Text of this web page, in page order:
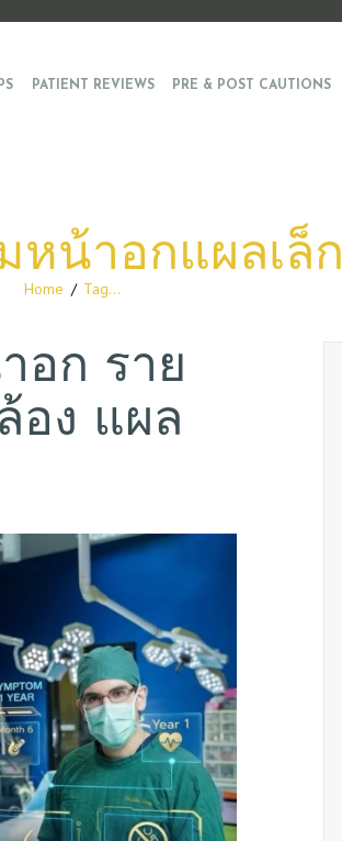
PATIENT REVIEWS PRE & POST CAUTIONS
มหน้าอกแผลเล็ก
Home Tag...
อก ราย
อง แผล